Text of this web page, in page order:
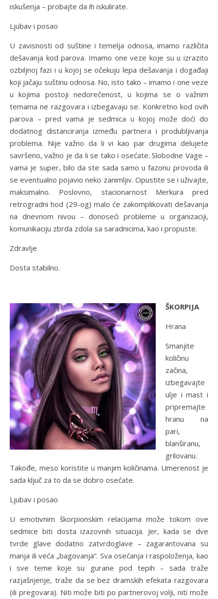
iskušenja – probajte da ih iskulirate.
Ljubav i posao
U zavisnosti od suštine i temelja odnosa, imamo različita
dešavanja kod parova. Imamo one veze koje su u izrazito
ozbiljnoj fazi i u kojoj se očekuju lepa dešavanja i događaji
koji jačaju suštinu odnosa. No, isto tako – imamo i one veze
u kojima postoji nedorečenost, u kojima se o važnim
temama ne razgovara i izbegavaju se. Konkretno kod ovih
parova – pred vama je sedmica u kojoj može doći do
dodatnog distanciranja između partnera i produbljivanja
problema. Nije važno da li vi kao par drugima delujete
savršeno, važno je da li se tako i osećate. Slobodne Vage –
vama je super, bilo da ste sada samo u fazonu provoda ili
se eventualno pojavio neko zanimljiv. Opustite se i uživajte,
maksimalno. Poslovno, stacionarnost Merkura pred
retrogradni hod (29-og) malo će zakomplikovati dešavanja
na dnevnom nivou – donoseći probleme u organizaciji,
komunikaciju zbrda zdola sa saradnicima, kao i propuste.
Zdravlje
Dosta stabilno.
ŠKORPIJA
Hrana
Smanjite
količinu
začina,
izbegavajte
ulje i mast i
pripremajte
hranu na
pari,
blanširanu,
grilovanu.
Takođe, meso koristite u manjim količinama. Umerenost je
sada ključ za to da se dobro osećate.
Ljubav i posao
U emotivnim škorpionskim relacijama može tokom ove
sedmice biti dosta izazovnih situacija. Jer, kada se dve
tvrde glave dodatno zatvrdoglave – zagarantovana su
manja ili veća „bagovanja“. Sva osećanja i raspoloženja, kao
i sve teme koje su gurane pod tepih – sada traže
razjašnjenje, traže da se bez dramskih efekata razgovara
(ili pregovara). Niti može biti po partnerovoj volji, niti može